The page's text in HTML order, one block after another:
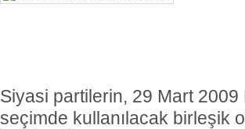
Siyasi partilerin, 29 Mart
seçimde kullanılacak birleşik